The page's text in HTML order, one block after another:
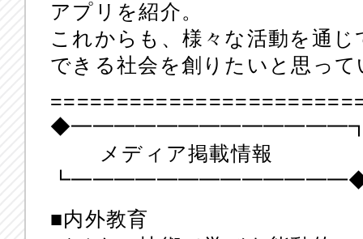
アプリを紹介。
これからも、様々な活動を通
できる社会を創りたいと思って
メディア掲載情報
■内外教育